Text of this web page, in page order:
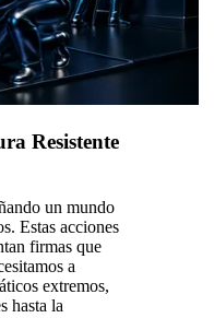
Resistente
un mundo
Estas acciones
firmas que
a
extremos,
hasta la